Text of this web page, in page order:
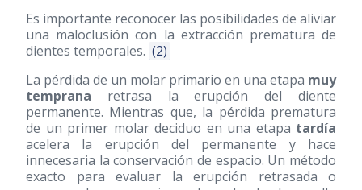
Es importante reconocer las posibilidades de aliviar
una maloclusión con la extracción prematura de
dientes temporales. (2)
La pérdida de un molar primario en una etapa muy
temprana retrasa la erupción del diente
permanente. Mientras que, la pérdida prematura
de un primer molar deciduo en una etapa tardía
acelera la erupción del permanente y hace
innecesaria la conservación de espacio. Un método
exacto para evaluar la erupción retrasada o